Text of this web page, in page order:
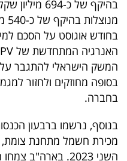
פרסמו
באייס
עקבו
אחרינו:
בהיקף של כ-
בחודש אוגוסט על הסכם
המשק הישראלי להתגבר
בסופה מחוזקים ולחזור
בחברה.
מכירת חשמל מתחנת